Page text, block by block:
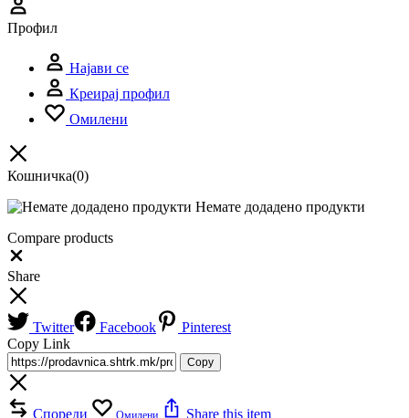
Профил
Најави се
Креирај профил
Омилени
Кошничка(0)
Немате додадено продукти
Compare products
Share
Twitter Facebook
Pinterest
Copy Link
Copy
Спореди Омилени Share this item